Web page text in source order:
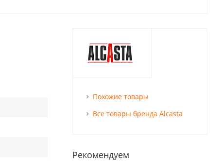
Похожие товары
Все товары бренда Alcasta
Рекомендуем